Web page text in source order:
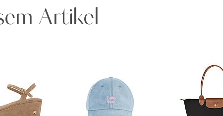
Artikel